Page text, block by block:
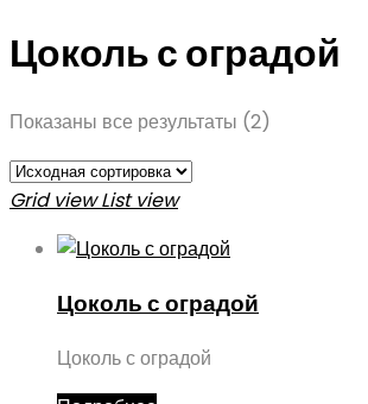
Цоколь с оградой
Показаны все результаты (2)
Grid view List view
Цоколь с оградой
Цоколь с оградой